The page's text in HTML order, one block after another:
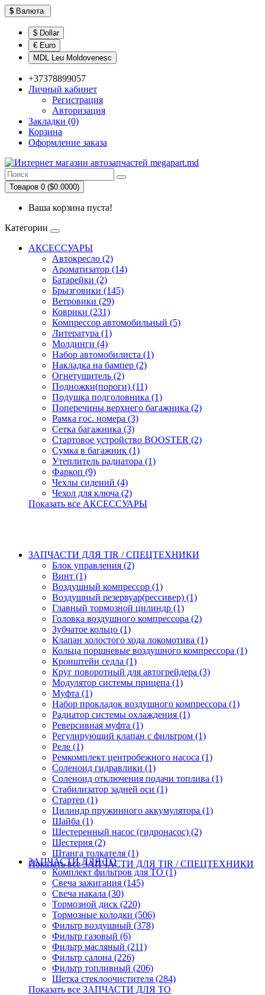
$ Валюта
$ Dollar
€ Euro
MDL Leu Moldovenesc
+37378899057
Личный кабинет
Регистрация
Авторизация
Закладки (0)
Корзина
Оформление заказа
Товаров 0 ($0.0000)
Ваша корзина пуста!
Категории
АКСЕССУАРЫ
Автокресло (2)
Ароматизатор (14)
Батарейки (2)
Брызговики (145)
Ветровики (29)
Коврики (231)
Компрессор автомобильный (5)
Литература (1)
Молдинги (4)
Набор автомобилиста (1)
Накладка на бампер (2)
Огнетушитель (2)
Подножки(пороги) (11)
Подушка подголовника (1)
Поперечины верхнего багажника (2)
Рамка гос. номера (3)
Сетка багажника (3)
Стартовое устройство BOOSTER (2)
Сумка в багажник (1)
Утеплитель радиатора (1)
Фаркоп (9)
Чехлы сидений (4)
Чехол для ключа (2)
Показать все АКСЕССУАРЫ
ЗАПЧАСТИ ДЛЯ TIR / СПЕЦТЕХНИКИ
Блок управления (2)
Винт (1)
Воздушный компрессор (1)
Воздушный резервуар(рессивер) (1)
Главный тормозной цилиндр (1)
Головка воздушного компрессора (2)
Зубчатое кольцо (1)
Клапан холостого хода локомотива (1)
Кольца поршневые воздушного компрессора (1)
Кронштейн седла (1)
Круг поворотный для автогрейдера (3)
Модулятор системы прицепа (1)
Муфта (1)
Набор прокладок воздушного компрессора (1)
Радиатор системы охлаждения (1)
Реверсивная муфта (1)
Регулирующий клапан с фильтром (1)
Реле (1)
Ремкомплект центробежного насоса (1)
Соленоид гидравлики (1)
Соленоид отключения подачи топлива (1)
Стабилизатор задней оси (1)
Стартер (1)
Цилиндр пружинного аккумулятора (1)
Шайба (1)
Шестеренный насос (гидронасос) (2)
Шестерня (2)
Штанга толкателя (1)
Показать все ЗАПЧАСТИ ДЛЯ TIR / СПЕЦТЕХНИКИ
ЗАПЧАСТИ ДЛЯ ТО
Комплект фильтров для ТО (1)
Свеча зажигания (145)
Свеча накала (30)
Тормозной диск (220)
Тормозные колодки (506)
Фильтр воздушный (378)
Фильтр газовый (6)
Фильтр масляный (211)
Фильтр салона (226)
Фильтр топливный (206)
Щетка стеклоочистителя (284)
Показать все ЗАПЧАСТИ ДЛЯ ТО